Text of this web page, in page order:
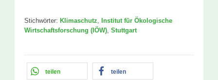
Stichwörter: Klimaschutz Institut für Ökologische
Wirtschaftsforschung (IÖW) Stuttgart
teilen teilen